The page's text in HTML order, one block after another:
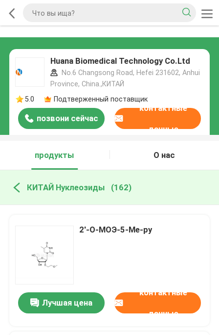
Huana Biomedical Technology Co.Ltd
No.6 Changsong Road, Hefei 231602, Anhui
Province, China.,КИТАЙ
5.0
Подтверженный поставщик
позвони сейчас
контактные
данные
продукты О нас
КИТАЙ Нуклеозиды (162)
2'-О-МОЭ-5-Ме-ру
Лучшая цена
контактные
данные